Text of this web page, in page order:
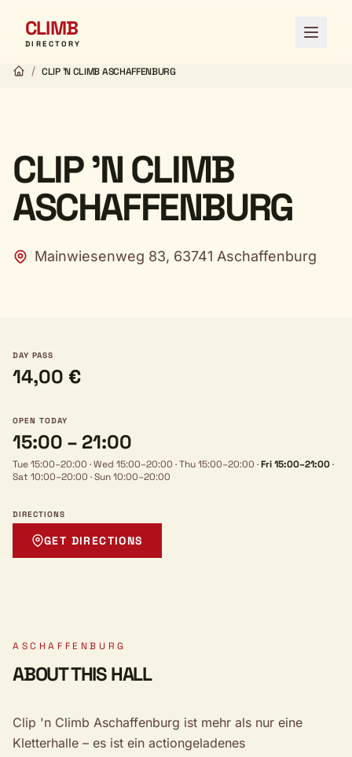
CLIMB
DIRECTORY Open
/ CLIP 'N CLIMB ASCHAFFENBURG
CLIP 'N CLIMB
ASCHAFFENBURG
Mainwiesenweg 83, 63741 Aschaffenburg
DAY PASS
14,00 €
OPEN TODAY
15:00 – 21:00
Tue 15:00–20:00 ·Wed 15:00–20:00 ·Thu 15:00–20:00 ·Fri 15:00–21:00·
Sat 10:00–20:00 ·Sun 10:00–20:00
DIRECTIONS
GET DIRECTIONS
ASCHAFFENBURG
ABOUT THIS HALL
Clip 'n Climb Aschaffenburg ist mehr als nur eine
Kletterhalle – es ist ein actiongeladenes